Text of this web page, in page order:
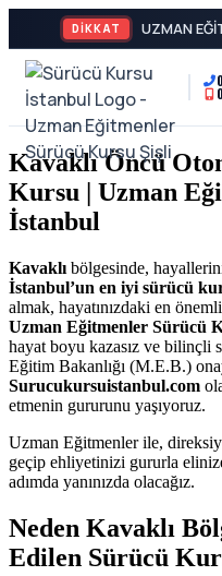
Sürücü
Kursu
İstanbul
-
Şişli
En
İyi
Ehliyet
Kursu
A2
Motor
Ehliyeti
ve
Özel
Direksiyon
Dersi
Kavaklı Öncü
Kursu | Uzman
İstanbul
Kavaklı bölgesinde,
İstanbul’un en iyi sürücü
almak, hayatınızdaki en
Uzman Eğitmenler Sürücü
hayat boyu kazasız ve bilinçli
Eğitim Bakanlığı (M.E.B.)
Surucukursuistanbul.com
etmenin gururunu yaşıyoruz.
Uzman Eğitmenler ile,
geçip ehliyetinizi gururla
adımda yanınızda olacağız.
Neden Kavaklı
Edilen Sürücü